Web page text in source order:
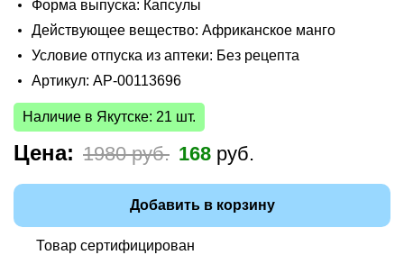
Форма выпуска: Капсулы
Действующее вещество: Африканское манго
Условие отпуска из аптеки: Без рецепта
Артикул: AP-00113696
Наличие в Якутске: 21 шт.
Цена: 1980 руб. 168 руб.
Товар сертифицирован
Добавить в корзину